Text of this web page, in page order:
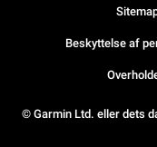
© Garmin Ltd. eller dets
Beskyttelse af